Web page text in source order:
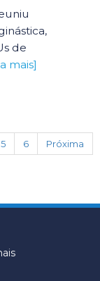
de
mais]
5 6
Próxima